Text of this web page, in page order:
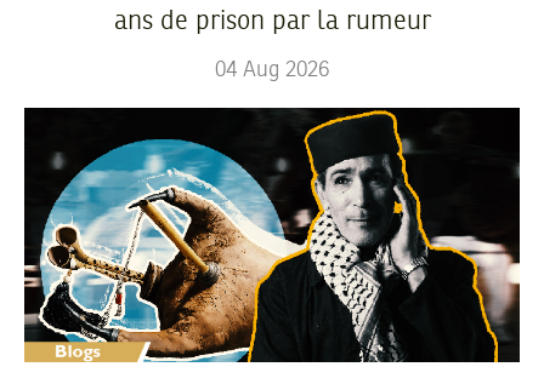
ans de prison par la rumeur
04 Aug 2026